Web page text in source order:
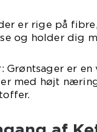
er rige på
og holder dig
Grøntsager er
med højt